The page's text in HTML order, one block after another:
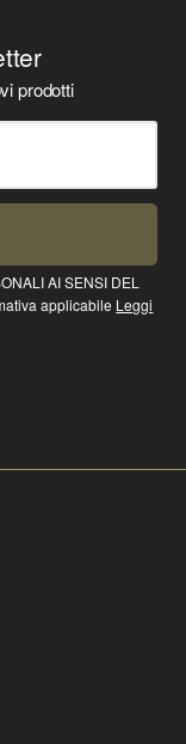
prodotti
AI SENSI DEL
applicabile Leggi